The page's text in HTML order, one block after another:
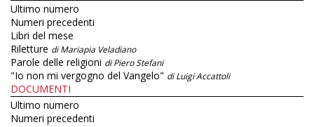
Ultimo numero
Numeri precedenti
Libri del mese
Riletture di Mariapia Veladiano
Parole delle religioni di Piero Stefani
"Io non mi vergogno del Vangelo" di Luigi Accattoli
DOCUMENTI
Ultimo numero
Numeri precedenti